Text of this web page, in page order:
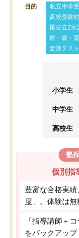
目的 私立中学
高校受験
国公立2次
医・歯・
定期テス
小学生
中学生
高校生
塾
個別指
豊富な合格実
度」。体験は無
「指導講師＋
をバックアップ